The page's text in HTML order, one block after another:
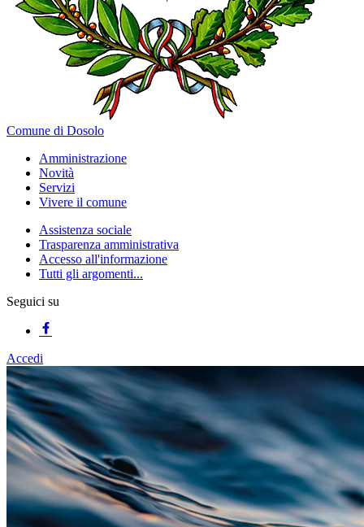
Comune di Dosolo
Amministrazione
Novità
Servizi
Vivere il comune
Assistenza sociale
Trasparenza amministrativa
Accesso all'informazione
Tutti gli argomenti...
Seguici su
Accedi